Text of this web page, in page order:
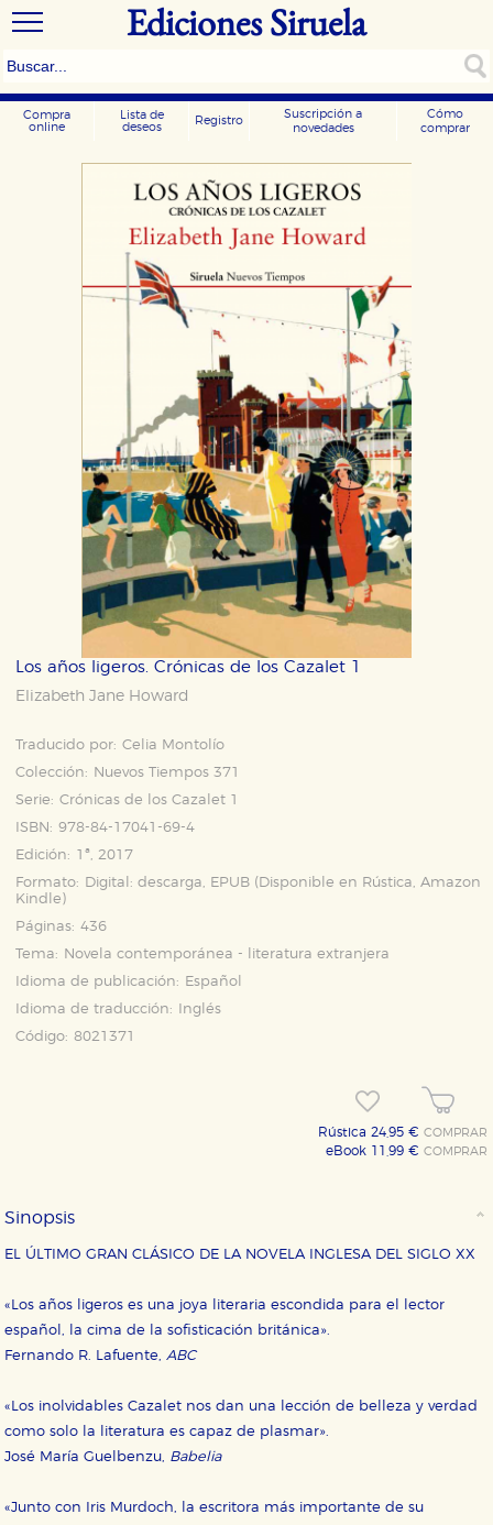
Ediciones Siruela
Compra
online
Lista de
deseos
Registro
Suscripción a
novedades
Cómo
comprar
Los años ligeros. Crónicas de los Cazalet 1
Elizabeth Jane Howard
Traducido por: Celia Montolío
Colección:
Nuevos Tiempos 371
Serie: Crónicas de los Cazalet 1
ISBN: 978-84-17041-69-4
Edición: 1ª, 2017
Formato:
Digital: descarga, EPUB (Disponible en Rústica,Amazon
Kindle )
Páginas: 436
Tema:
Novela contemporánea - literatura extranjera
Idioma de publicación:
Español
Idioma de traducción:
Inglés
Código: 8021371
Rústica 24,95 €COMPRAR
eBook 11,99 €COMPRAR
Sinopsis
EL ÚLTIMO GRAN CLÁSICO DE LA NOVELA INGLESA DEL SIGLO XX
«Los años ligeros es una joya literaria escondida para el lector
español, la cima de la sofisticación británica».
Fernando R. Lafuente,ABC
«Los inolvidables Cazalet nos dan una lección de belleza y verdad
como solo la literatura es capaz de plasmar».
José María Guelbenzu, Babelia
«Junto con Iris Murdoch, la escritora más importante de su